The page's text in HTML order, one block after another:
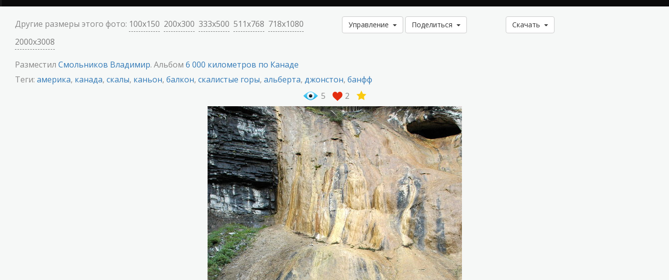
Другие размеры этого фото: 100x150 200x300 333x500 511x768 718x1080
2000x3008
Управление Поделиться Скачать
Разместил Смольников Владимир. Альбом 6 000 километров по Канаде
Теги: америка, канада, скалы, каньон, балкон, скалистые горы, альберта, джонстон, банфф
5
2